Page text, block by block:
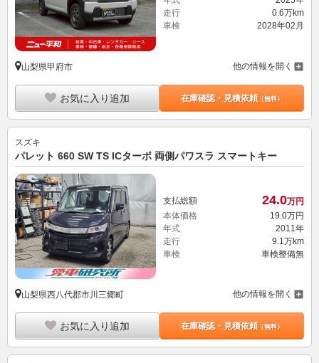
走行
0.6万km
車検
2028年02月
山梨県甲府市 他の情報を開く
お気に入り追加 在庫確認・見積依頼（無料）
スズキ
パレット 660 SW TS ICターボ 両側パワスラ スマートキー
支払総額 24.0万円
本体価格
19. 0万円
年式
2011年
走行
9.1万km
車検
車検整備無
山梨県西八代郡市川三郷町 他の情報を開く
お気に入り追加 在庫確認・見積依頼（無料）